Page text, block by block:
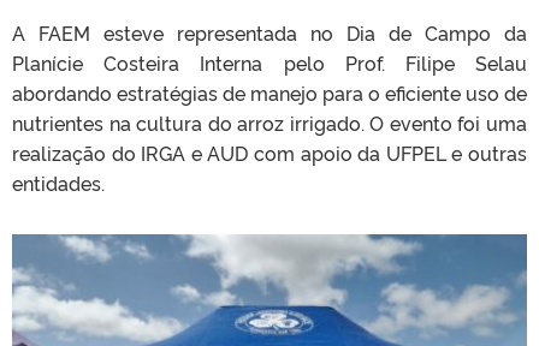
A FAEM esteve representada no Dia de Campo da
Planície Costeira Interna pelo Prof. Filipe Selau
abordando estratégias de manejo para o eficiente uso de
nutrientes na cultura do arroz irrigado. O evento foi uma
realização do IRGA e AUD com apoio da UFPEL e outras
entidades.